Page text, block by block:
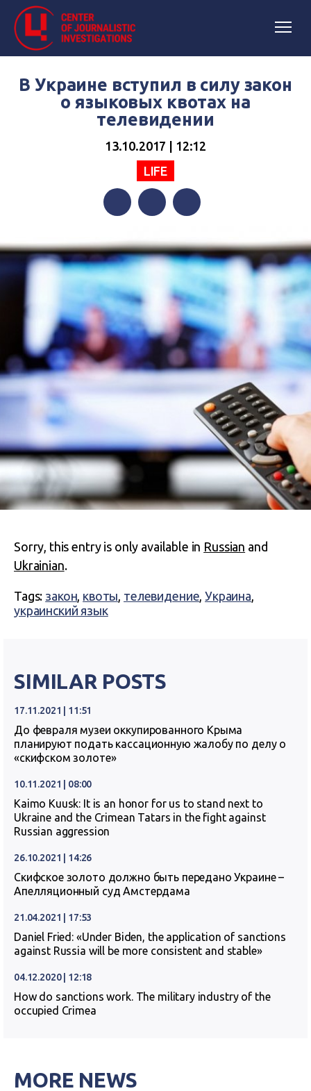
В Украине вступил в силу закон
о языковых квотах на
телевидении
13.10.2017 | 12:12
LIFE
Sorry, this entry is only available in Russian and
Ukrainian.
Tags: закон, квоты, телевидение,Украина,
украинский язык
SIMILAR POSTS
17.11.2021 | 11:51
До февраля музеи оккупированного Крыма
планируют подать кассационную жалобу по делу о
«скифском золоте»
10.11.2021 | 08:00
Kaimo Kuusk: It is an honor for us to stand next to
Ukraine and the Crimean Tatars in the fight against
Russian aggression
26.10.2021 | 14:26
Скифское золото должно быть передано Украине –
Апелляционный суд Амстердама
21.04.2021 | 17:53
Daniel Fried: «Under Biden, the application of sanctions
against Russia will be more consistent and stable»
04.12.2020 | 12:18
How do sanctions work. The military industry of the
occupied Crimea
MORE NEWS